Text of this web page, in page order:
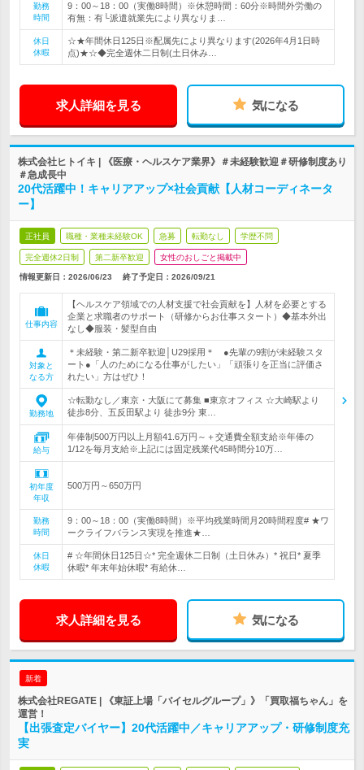
勤務
時間
9：00～18：00（実働8時間）※休憩時間：60分※時間外労働の
有無：有└派遣就業先により異なりま…
休日
休暇
☆★年間休日125日※配属先により異なります(2026年4月1日時
点)★☆◆完全週休二日制(土日休み…
求人詳細を見る 気になる
株式会社ヒトイキ | 《医療・ヘルスケア業界》＃未経験歓迎＃研修制度あり
＃急成長中
20代活躍中！キャリアアップ×社会貢献【人材コーディネータ
ー】
正社員 職種・業種未経験OK 急募 転勤なし 学歴不問
完全週休2日制 第二新卒歓迎 女性のおしごと掲載中
情報更新日：2026/06/23 終了予定日： 2026/09/21
仕事内容
【ヘルスケア領域での人材支援で社会貢献を】人材を必要とする
企業と求職者のサポート（研修からお仕事スタート）◆基本外出
なし◆服装・髪型自由
対象と
なる方
＊未経験・第二新卒歓迎│U29採用＊ ●先輩の9割が未経験スタ
ート●「人のためになる仕事がしたい」「頑張りを正当に評価さ
れたい」方はぜひ！
勤務地
☆転勤なし／東京・大阪にて募集 ■東京オフィス ☆大崎駅より
徒歩8分、五反田駅より 徒歩9分 東…
給与
年俸制500万円以上月額41.6万円～＋交通費全額支給※年俸の
1/12を毎月支給※上記には固定残業代45時間分10万…
初年度
年収
500万円～650万円
勤務
時間
9：00～18：00（実働8時間）※平均残業時間月20時間程度# ★ワ
ークライフバランス実現を推進★…
休日
休暇
# ☆年間休日125日☆* 完全週休二日制（土日休み）* 祝日* 夏季
休暇* 年末年始休暇* 有給休…
求人詳細を見る 気になる
新着
株式会社REGATE | 《東証上場「バイセルグループ」》「買取福ちゃん」を
運営！
【出張査定バイヤー】20代活躍中／キャリアアップ・研修制度充
実